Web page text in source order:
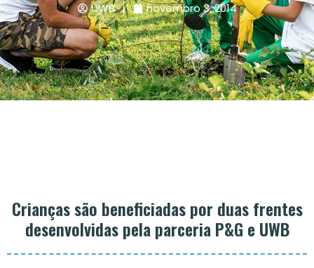
UWB novembro 3, 2014
Crianças são beneficiadas por duas frentes
desenvolvidas pela parceria P&G e UWB